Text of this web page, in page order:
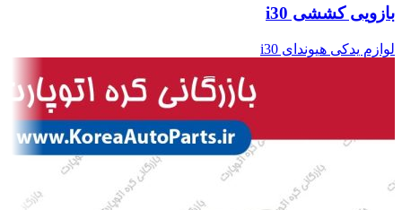
بازویی کششی i30
لوازم یدکی هیوندای i30